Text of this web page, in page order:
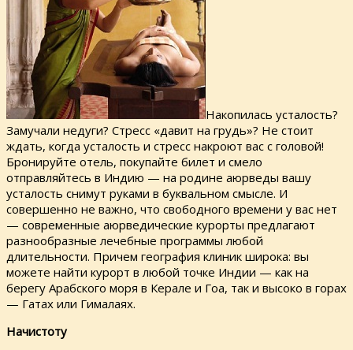
Накопилась усталость?
Замучали недуги? Стресс «давит на грудь»? Не стоит
ждать, когда усталость и стресс накроют вас с головой!
Бронируйте отель, покупайте билет и смело
отправляйтесь в Индию — на родине аюрведы вашу
усталость снимут руками в буквальном смысле. И
совершенно не важно, что свободного времени у вас нет
— современные аюрведические курорты предлагают
разнообразные лечебные программы любой
длительности. Причем география клиник широка: вы
можете найти курорт в любой точке Индии — как на
берегу Арабского моря в Керале и Гоа, так и высоко в горах
— Гатах или Гималаях.
Начистоту